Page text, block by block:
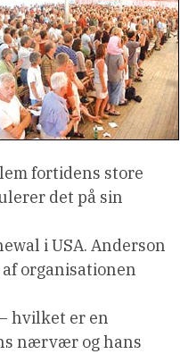
fortidens store
det på sin
i USA. Anderson
organisationen
hvilket er en
nærvær og hans